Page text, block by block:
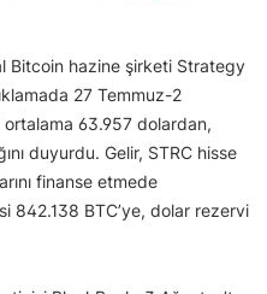
Bitcoin hazine şirketi Strategy
27 Temmuz-2
ortalama 63.957 dolardan,
duyurdu. Gelir, STRC hisse
finanse etmede
842.138 BTC’ye, dolar rezervi